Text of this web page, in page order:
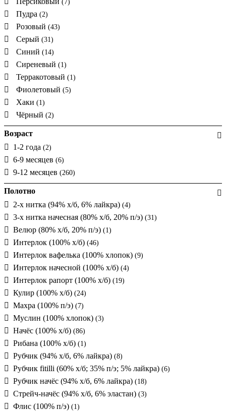
(7)
Пудра (2)
Розовый (43)
Серый (31)
Синий (14)
Сиреневый (1)
Терракотовый (1)
Фиолетовый (5)
Хаки (1)
Чёрный (2)
Возраст
1-2 года (2)
6-9 месяцев (6)
9-12 месяцев (260)
Полотно
2-х нитка (94% х/б, 6% лайкра) (4)
3-х нитка начесная (80% х/б, 20% п/э) (31)
Велюр (80% х/б, 20% п/э) (1)
Интерлок (100% х/б) (46)
Интерлок вафелька (100% хлопок) (9)
Интерлок начесной (100% х/б) (4)
Интерлок рапорт (100% х/б) (19)
Кулир (100% х/б) (24)
Махра (100% п/э) (7)
Муслин (100% хлопок) (3)
Начёс (100% х/б) (86)
Рибана (100% х/б) (1)
Рубчик (94% х/б, 6% лайкра) (8)
Рубчик fitilli (60% х/б; 35% п/э; 5% лайкра) (6)
Рубчик начёс (94% х/б, 6% лайкра) (18)
Стрейч-начёс (94% х/б, 6% эластан) (3)
Флис (100% п/э) (1)